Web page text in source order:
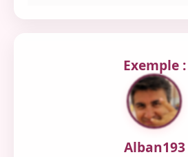
Exemple :
Alban193